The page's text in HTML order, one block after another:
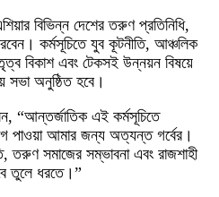
বিভিন্ন দেশের তরুণ প্রতিনিধি,
কর্মসূচিতে যুব কূটনীতি, আঞ্চলিক
বিকাশ এবং টেকসই উন্নয়ন বিষয়ে
সভা অনুষ্ঠিত হবে।
“আন্তর্জাতিক এই কর্মসূচিতে
পাওয়া আমার জন্য অত্যন্ত গর্বের।
তরুণ সমাজের সম্ভাবনা এবং রাজশাহী
তুলে ধরতে।”